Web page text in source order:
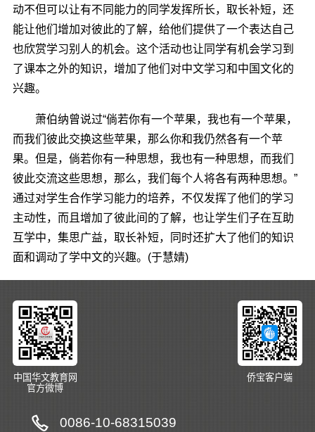
动不但可以让有不同能力的同学发挥所长，取长补短，还
能让他们增加对彼此的了解，给他们提供了一个表达自己
也欣赏学习别人的机会。这个活动也让同学有机会学习到
了课本之外的知识，增加了他们对中文学习和中国文化的
兴趣。
萧伯纳曾说过“倘若你有一个苹果，我也有一个苹果，
而我们彼此交换这些苹果，那么你和我仍然各有一个苹
果。但是，倘若你有一种思想，我也有一种思想，而我们
彼此交流这些思想，那么，我们每个人将各有两种思想。”
通过对学生合作学习能力的培养，不仅发挥了他们的学习
主动性，而且增加了彼此间的了解，也让学生们子在互助
互学中，集思广益，取长补短，同时还扩大了他们的知识
面和调动了学中文的兴趣。(于慧婧)
中国华文教育网
官方微博
侨宝客户端
0086-10-68315039